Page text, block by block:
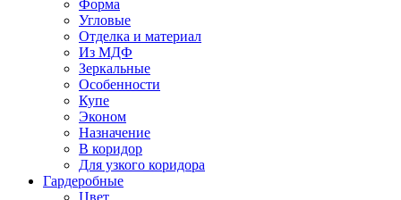
Форма
Угловые
Отделка и материал
Из МДФ
Зеркальные
Особенности
Купе
Эконом
Назначение
В коридор
Для узкого коридора
Гардеробные
Цвет